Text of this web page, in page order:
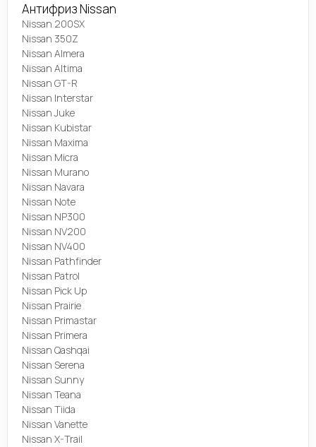
Антифриз Nissan
Nissan 200SX
Nissan 350Z
Nissan Almera
Nissan Altima
Nissan GT-R
Nissan Interstar
Nissan Juke
Nissan Kubistar
Nissan Maxima
Nissan Micra
Nissan Murano
Nissan Navara
Nissan Note
Nissan NP300
Nissan NV200
Nissan NV400
Nissan Pathfinder
Nissan Patrol
Nissan Pick Up
Nissan Prairie
Nissan Primastar
Nissan Primera
Nissan Qashqai
Nissan Serena
Nissan Sunny
Nissan Teana
Nissan Tiida
Nissan Vanette
Nissan X-Trail